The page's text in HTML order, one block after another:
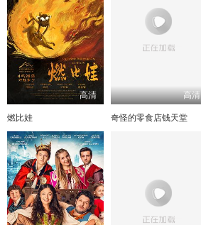
高清
燃比娃
高清
奇怪的零食店钱天堂